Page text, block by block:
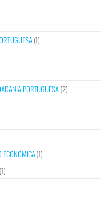
(1)
PORTUGUESA(2)
ECONÓMICA(1)
(1)